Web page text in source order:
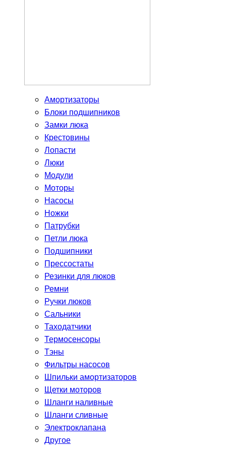
Амортизаторы
Блоки подшипников
Замки люка
Крестовины
Лопасти
Люки
Модули
Моторы
Насосы
Ножки
Патрубки
Петли люка
Подшипники
Прессостаты
Резинки для люков
Ремни
Ручки люков
Сальники
Таходатчики
Термосенсоры
Тэны
Фильтры насосов
Шпильки амортизаторов
Щетки моторов
Шланги наливные
Шланги сливные
Электроклапана
Другое